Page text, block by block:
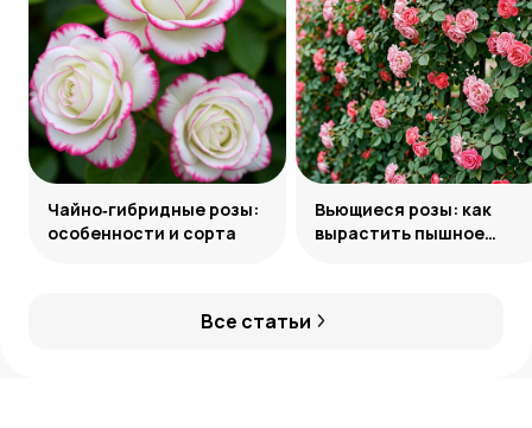
Все статьи
Чайно‑гибридные розы:
особенности и сорта
Вьющиеся розы: как
вырастить пышное